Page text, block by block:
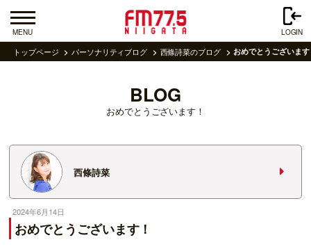
MENU LOGIN
トップページ パーソナリティブログ 西條詩菜のブログ おめでとうございます
BLOG
おめでとうございます！
西條詩菜
2024年6月14日
おめでとうございます！